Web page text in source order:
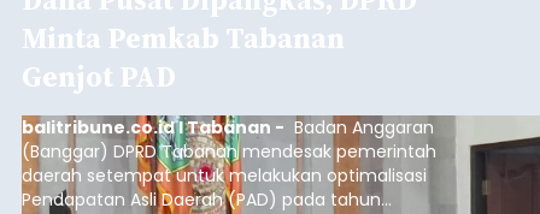
Minta Pemkab Tabanan
Genjot PAD
balitribune.co.id I Tabanan - Badan Anggaran
(Banggar) DPRD Tabanan mendesak pemerintah
daerah setempat untuk melakukan optimalisasi
Pendapatan Asli Daerah (PAD) pada tahun